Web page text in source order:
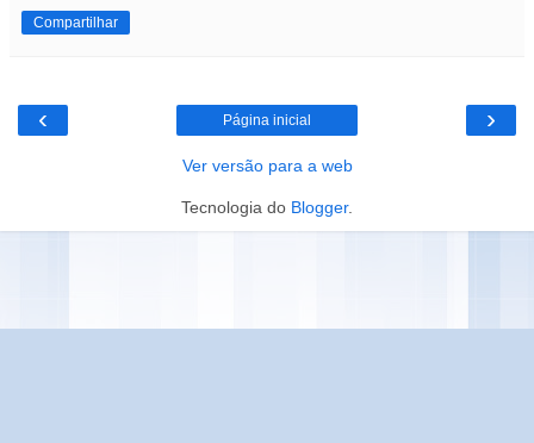
Compartilhar
‹ ›
Página inicial
Ver versão para a web
Tecnologia do Blogger.